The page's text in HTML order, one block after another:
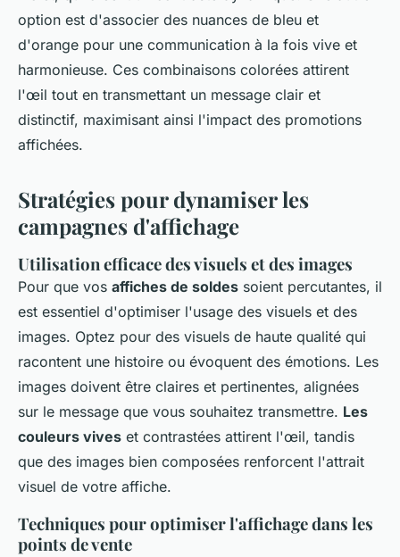
option est d'associer des nuances de bleu et
d'orange pour une communication à la fois vive et
harmonieuse. Ces combinaisons colorées attirent
l'œil tout en transmettant un message clair et
distinctif, maximisant ainsi l'impact des promotions
affichées.
Stratégies pour dynamiser les
campagnes d'affichage
Utilisation efficace des visuels et des images
Pour que vos affiches de soldes soient percutantes, il
est essentiel d'optimiser l'usage des visuels et des
images. Optez pour des visuels de haute qualité qui
racontent une histoire ou évoquent des émotions. Les
images doivent être claires et pertinentes, alignées
sur le message que vous souhaitez transmettre. Les
couleurs vives et contrastées attirent l'œil, tandis
que des images bien composées renforcent l'attrait
visuel de votre affiche.
Techniques pour optimiser l'affichage dans les
points de vente